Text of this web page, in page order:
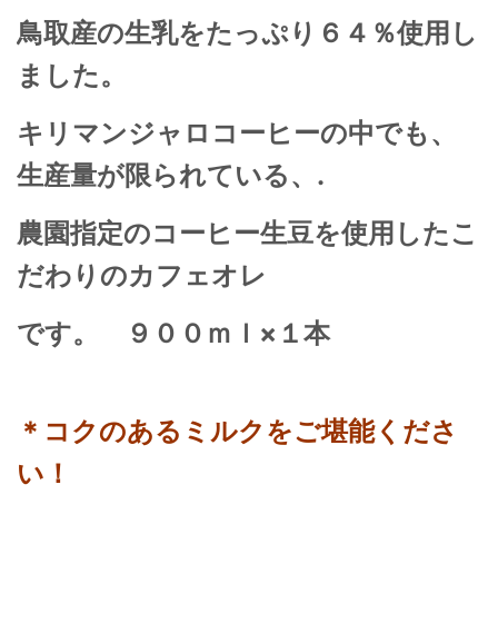
鳥取産の生乳をたっぷり６４％使用し
ました。
キリマンジャロコーヒーの中でも、
生産量が限られている、.
農園指定のコーヒー生豆を使用したこ
だわりのカフェオレ
です。 ９００ｍｌ×１本
＊コクのあるミルクをご堪能くださ
い！